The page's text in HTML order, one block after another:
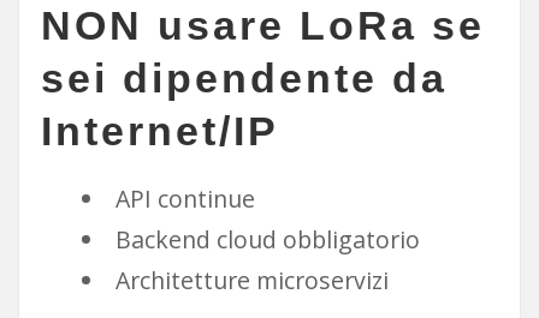
NON usare LoRa se
sei dipendente da
Internet/IP
API continue
Backend cloud obbligatorio
Architetture microservizi